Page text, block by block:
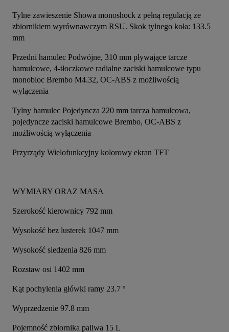
Tylne zawieszenie Showa monoshock z pełną regulacją ze
zbiornikiem wyrównawczym RSU. Skok tylnego koła: 133.5
mm
Przedni hamulec Podwójne, 310 mm pływające tarcze
hamulcowe, 4-tłoczkowe radialne zaciski hamulcowe typu
monobloc Brembo M4.32, OC-ABS z możliwością
wyłączenia
Tylny hamulec Pojedyncza 220 mm tarcza hamulcowa,
pojedyncze zaciski hamulcowe Brembo, OC-ABS z
możliwością wyłączenia
Przyrządy Wielofunkcyjny kolorowy ekran TFT
WYMIARY ORAZ MASA
Szerokość kierownicy 792 mm
Wysokość bez lusterek 1047 mm
Wysokość siedzenia 826 mm
Rozstaw osi 1402 mm
Kąt pochylenia główki ramy 23.7 º
Wyprzedzenie 97.8 mm
Pojemność zbiornika paliwa 15 L